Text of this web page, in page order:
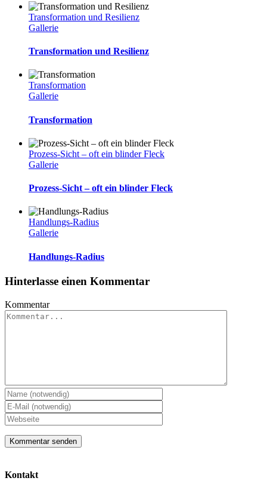
Transformation und Resilienz
Gallerie
Transformation und Resilienz
Transformation
Gallerie
Transformation
Prozess-Sicht – oft ein blinder Fleck
Gallerie
Prozess-Sicht – oft ein blinder Fleck
Handlungs-Radius
Gallerie
Handlungs-Radius
Hinterlasse einen Kommentar
Kommentar
Kontakt